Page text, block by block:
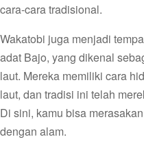
cara-cara tradisional.
Wakatobi juga menjadi
adat Bajo, yang dikenal
laut. Mereka memiliki cara
laut, dan tradisi ini telah
Di sini, kamu bisa
dengan alam.